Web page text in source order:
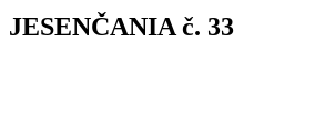
JESENČANIA č. 33